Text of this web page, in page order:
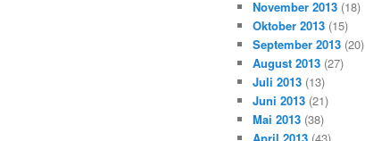
November 2013 (18)
Oktober 2013 (15)
September 2013 (20)
August 2013 (27)
Juli 2013 (13)
Juni 2013 (21)
Mai 2013 (38)
April 2013 (43)